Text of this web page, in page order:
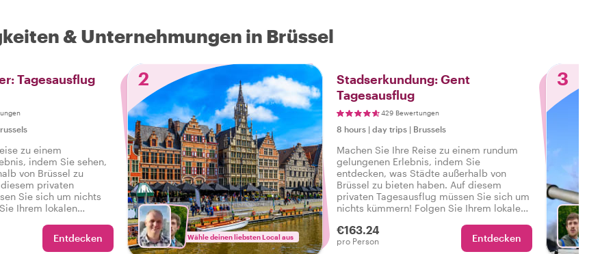
& Unternehmungen in Brüssel
Tagesausflug
zu einem
indem Sie sehen,
von Brüssel zu
privaten
Sie sich um nichts
Ihrem lokalen
selben Tag nach
mit unvergesslicheren
Entdecken
2
Wähle deinen liebsten Local aus
Stadserkundung: Gent
Tagesausflug
429 Bewertungen
8 hours | day trips | Brussels
Machen Sie Ihre Reise zu einem rundum
gelungenen Erlebnis, indem Sie
entdecken, was Städte außerhalb von
Brüssel zu bieten haben. Auf diesem
privaten Tagesausflug müssen Sie sich um
nichts kümmern! Folgen Sie Ihrem lokalen
kehren Sie noch am selben Tag nach
Brüssel zurück, aber mit unvergesslicheren
€163.24
pro Person Entdecken
3